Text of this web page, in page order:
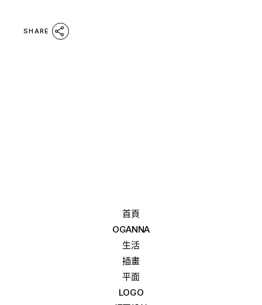
SHARE
首頁
OGANNA
生活
插畫
平面
LOGO